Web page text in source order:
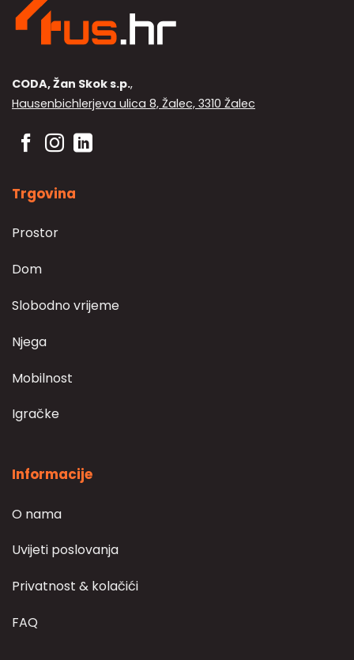
CODA, Žan Skok s.p.,
Hausenbichlerjeva ulica 8, Žalec, 3310 Žalec
Trgovina
Prostor
Dom
Slobodno vrijeme
Njega
Mobilnost
Igračke
Informacije
O nama
Uvijeti poslovanja
Privatnost & kolačići
FAQ